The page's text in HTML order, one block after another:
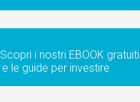
Scopri i nostri EBOOK gratuiti
e le guide per investire